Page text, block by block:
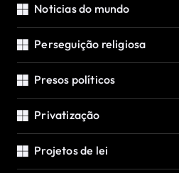
Noticias do mundo
Perseguição religiosa
Presos políticos
Privatização
Projetos de lei